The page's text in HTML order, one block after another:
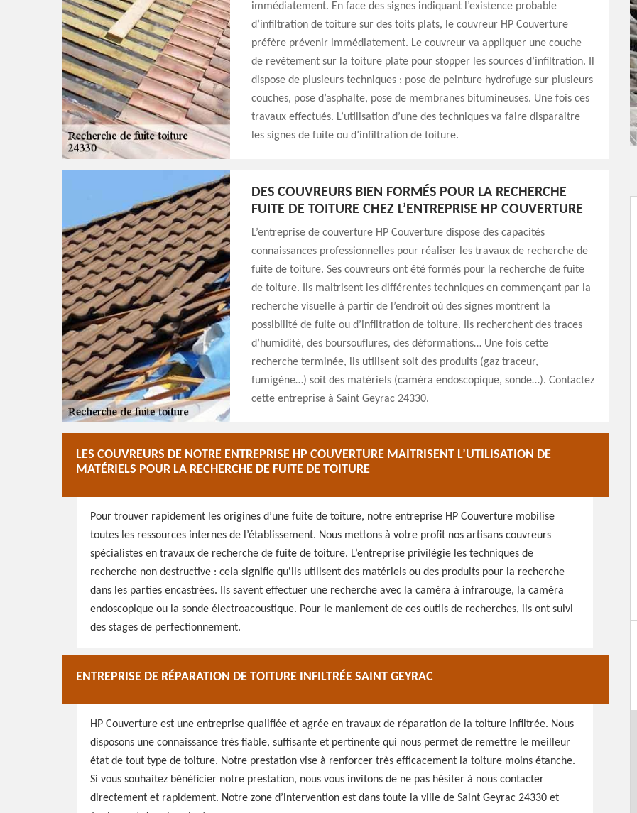
immédiatement. En face des signes indiquant l’existence probable
d’infiltration de toiture sur des toits plats, le couvreur HP Couverture
préfère prévenir immédiatement. Le couvreur va appliquer une couche
de revêtement sur la toiture plate pour stopper les sources d’infiltration. Il
dispose de plusieurs techniques : pose de peinture hydrofuge sur plusieurs
couches, pose d’asphalte, pose de membranes bitumineuses. Une fois ces
travaux effectués. L’utilisation d’une des techniques va faire disparaitre
les signes de fuite ou d’infiltration de toiture.
DES COUVREURS BIEN FORMÉS POUR LA RECHERCHE
FUITE DE TOITURE CHEZ L’ENTREPRISE HP COUVERTURE
L’entreprise de couverture HP Couverture dispose des capacités
connaissances professionnelles pour réaliser les travaux de recherche de
fuite de toiture. Ses couvreurs ont été formés pour la recherche de fuite
de toiture. Ils maitrisent les différentes techniques en commençant par la
recherche visuelle à partir de l’endroit où des signes montrent la
possibilité de fuite ou d’infiltration de toiture. Ils recherchent des traces
d’humidité, des boursouflures, des déformations… Une fois cette
recherche terminée, ils utilisent soit des produits (gaz traceur,
fumigène…) soit des matériels (caméra endoscopique, sonde…). Contactez
cette entreprise à Saint Geyrac 24330.
LES COUVREURS DE NOTRE ENTREPRISE HP COUVERTURE MAITRISENT L’UTILISATION DE
MATÉRIELS POUR LA RECHERCHE DE FUITE DE TOITURE
Pour trouver rapidement les origines d’une fuite de toiture, notre entreprise HP Couverture mobilise
toutes les ressources internes de l’établissement. Nous mettons à votre profit nos artisans couvreurs
spécialistes en travaux de recherche de fuite de toiture. L’entreprise privilégie les techniques de
recherche non destructive : cela signifie qu'ils utilisent des matériels ou des produits pour la recherche
dans les parties encastrées. Ils savent effectuer une recherche avec la caméra à infrarouge, la caméra
endoscopique ou la sonde électroacoustique. Pour le maniement de ces outils de recherches, ils ont suivi
des stages de perfectionnement.
ENTREPRISE DE RÉPARATION DE TOITURE INFILTRÉE SAINT GEYRAC
HP Couverture est une entreprise qualifiée et agrée en travaux de réparation de la toiture infiltrée. Nous
disposons une connaissance très fiable, suffisante et pertinente qui nous permet de remettre le meilleur
état de tout type de toiture. Notre prestation vise à renforcer très efficacement la toiture moins étanche.
Si vous souhaitez bénéficier notre prestation, nous vous invitons de ne pas hésiter à nous contacter
directement et rapidement. Notre zone d’intervention est dans toute la ville de Saint Geyrac 24330 et